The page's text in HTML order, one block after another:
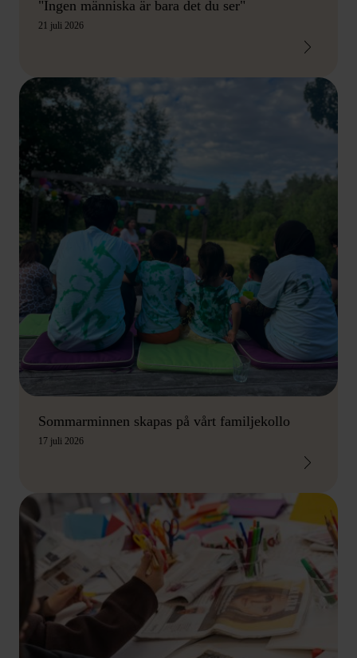
"Ingen människa är bara det du ser"
21 juli 2026
Sommarminnen skapas på vårt familjekollo
17 juli 2026